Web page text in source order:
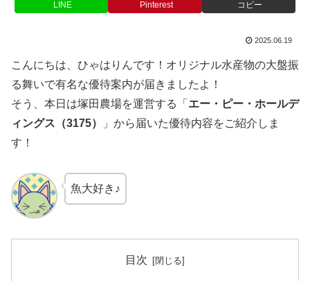
LINE Pinterest コピー
2025.06.19
こんにちは、ひゃはりんです！オリジナル水産物の大盤振
る舞いで有名な優待案内が届きましたよ！
そう、本日は塚田農場を運営する「 エー・ピー・ホールデ
ィングス（3175）
」から届いた優待内容をご紹介しま
す！
魚大好き♪
目次